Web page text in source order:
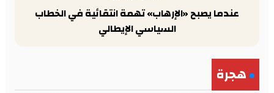
عندما يصبح «الإرهاب» تهمة انتقائية في الخطاب
السياسي الإيطالي
هجرة